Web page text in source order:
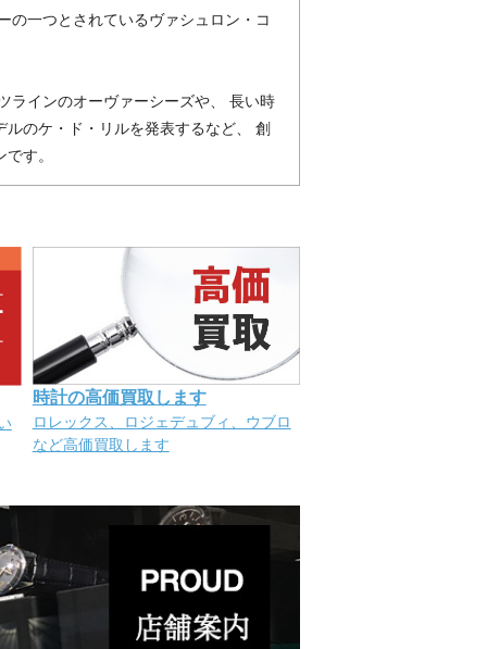
の一つとされているヴァシュロン・コ
インのオーヴァーシーズや、 長い時
のケ・ド・リルを発表するなど、 創
す。
時計の高価買取します
ロレックス、ロジェデュブィ、ウブロ
など高価買取します